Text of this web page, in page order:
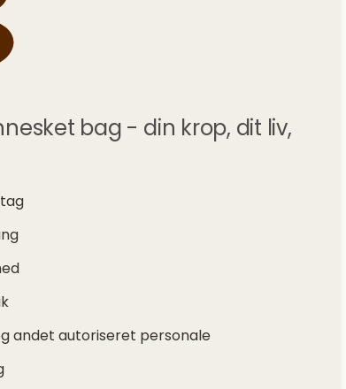
bag - din krop, dit liv,
andet autoriseret personale